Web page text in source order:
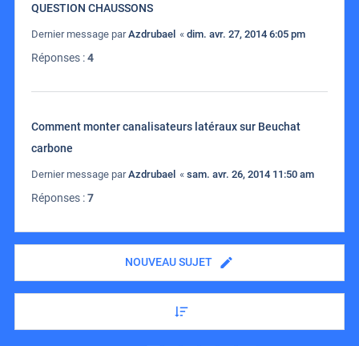
QUESTION CHAUSSONS
Dernier message parAzdrubael « dim. avr. 27, 2014 6:05 pm
Réponses :4
Comment monter canalisateurs latéraux sur Beuchat
carbone
Dernier message parAzdrubael « sam. avr. 26, 2014 11:50 am
Réponses :7
NOUVEAU SUJET